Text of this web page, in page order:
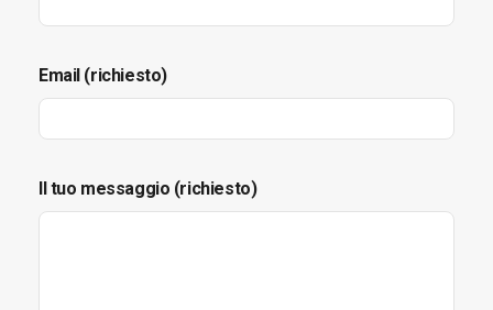
Email (richiesto)
Il tuo messaggio (richiesto)